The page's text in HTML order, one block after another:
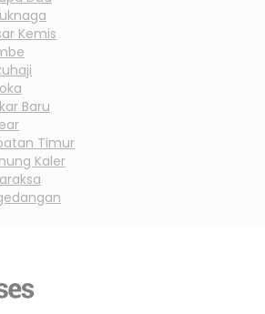
Kemis
Baru
Timur
Kaler